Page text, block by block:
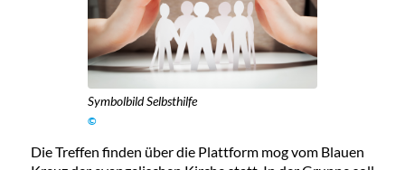
Symbolbild Selbsthilfe
©
Die Treffen finden über die Plattform mog vom Blauen